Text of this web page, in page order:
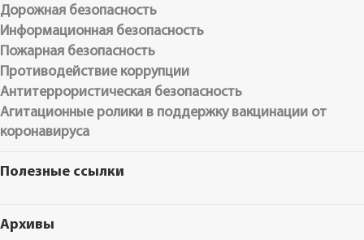
Дорожная безопасность
Информационная безопасность
Пожарная безопасность
Противодействие коррупции
Антитеррористическая безопасность
Агитационные ролики в поддержку вакцинации от
коронавируса
Полезные ссылки
Архивы